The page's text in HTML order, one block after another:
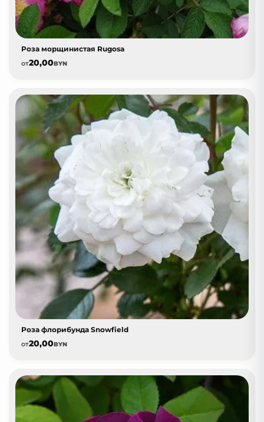
Роза морщинистая Rugosa
от20,00BYN
Роза флорибунда Snowfield
от20,00BYN